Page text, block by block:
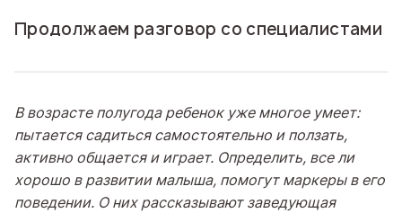
Продолжаем разговор со специалистами
В возрасте полугода ребенок уже многое умеет:
пытается садиться самостоятельно и ползать,
активно общается и играет. Определить, все ли
хорошо в развитии малыша, помогут маркеры в его
поведении. О них рассказывают заведующая